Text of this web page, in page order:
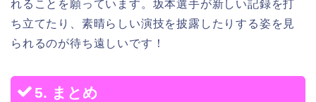
れることを願っています。坂本選手が新しい記録を打
ち立てたり、素晴らしい演技を披露したりする姿を見
られるのが待ち遠しいです！
5. まとめ